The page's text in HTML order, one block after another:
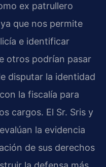
ex patrullero
que nos permite
e identificar
otros podrían pasar
disputar la identidad
la fiscalía para
cargos. El Sr. Sris y
la evidencia
de sus derechos